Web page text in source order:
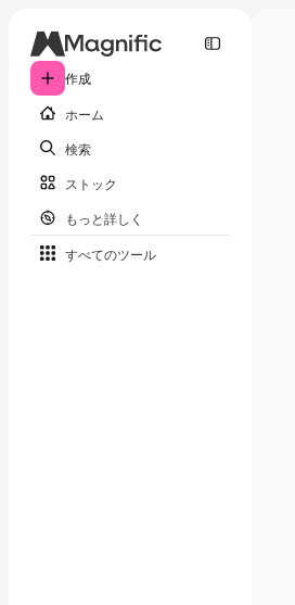
作成
ホーム
検索
ストック
もっと詳しく
すべてのツール